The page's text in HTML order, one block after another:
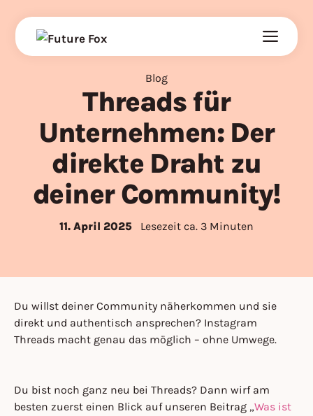
Inhalt
springen
Blog
Threads für
Unternehmen: Der
direkte Draht zu
deiner Community!
11. April 2025 Lesezeit ca. 3 Minuten
Du willst deiner Community näherkommen und sie
direkt und authentisch ansprechen? Instagram
Threads macht genau das möglich – ohne Umwege.
Du bist noch ganz neu bei Threads? Dann wirf am
besten zuerst einen Blick auf unseren Beitrag „Was ist